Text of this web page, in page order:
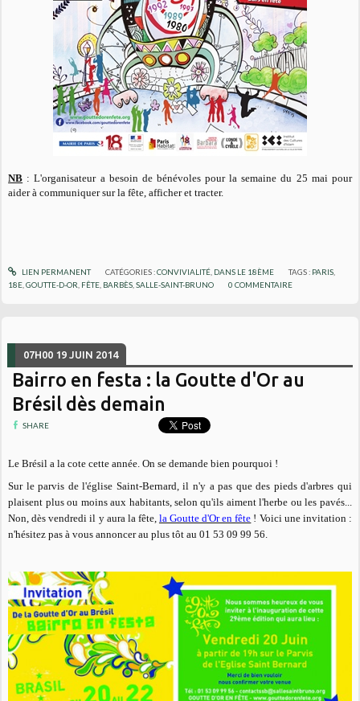
NB : L'organisateur a besoin de bénévoles pour la semaine du 25 mai pour
aider à communiquer sur la fête, afficher et tracter.
LIEN PERMANENT CATÉGORIES :CONVIVIALITÉ, DANS LE 18ÈME TAGS : PARIS
18E ,GOUTTE-D-OR FÊTE BARBÈS ,SALLE-SAINT-BRUNO 0 COMMENTAIRE
07H00 19 JUIN 2014
Bairro en festa : la Goutte d'Or au
Brésil dès demain
SHARE
Le Brésil a la cote cette année. On se demande bien pourquoi !
Sur le parvis de l'église Saint-Bernard, il n'y a pas que des pieds d'arbres qui
plaisent plus ou moins aux habitants, selon qu'ils aiment l'herbe ou les pavés...
Non, dès vendredi il y aura la fête, la Goutte d'Or en fête ! Voici une invitation :
n'hésitez pas à vous annoncer au plus tôt au 01 53 09 99 56.